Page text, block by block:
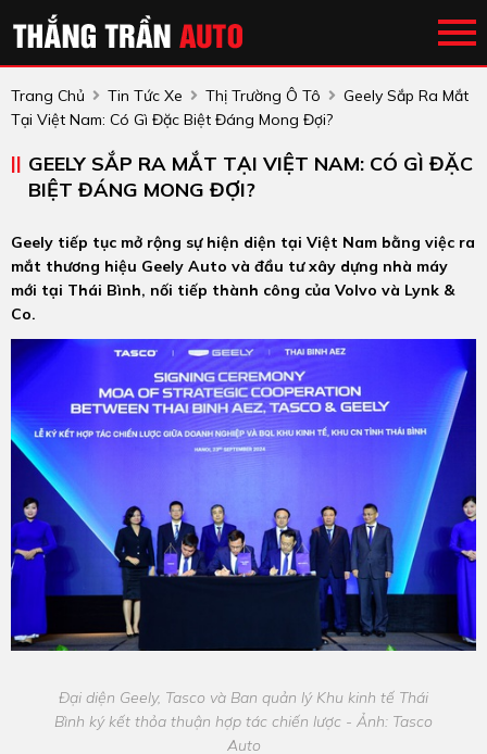
Trang Chủ Tin Tức Xe Thị Trường Ô Tô
Geely Sắp Ra Mắt
Tại Việt Nam: Có Gì Đặc Biệt Đáng Mong Đợi?
GEELY SẮP RA MẮT TẠI VIỆT NAM: CÓ GÌ ĐẶC
BIỆT ĐÁNG MONG ĐỢI?
Geely tiếp tục mở rộng sự hiện diện tại Việt Nam bằng việc ra
mắt thương hiệu Geely Auto và đầu tư xây dựng nhà máy
mới tại Thái Bình, nối tiếp thành công của Volvo và Lynk &
Co.
Đại diện Geely, Tasco và Ban quản lý Khu kinh tế Thái
Bình ký kết thỏa thuận hợp tác chiến lược - Ảnh: Tasco
Auto